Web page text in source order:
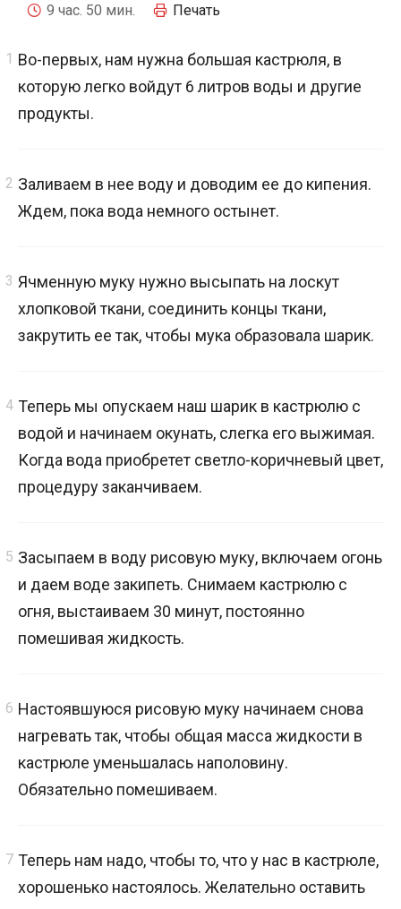
9 час. 50 мин. Печать
Во-первых, нам нужна большая кастрюля, в
которую легко войдут 6 литров воды и другие
продукты.
Заливаем в нее воду и доводим ее до кипения.
Ждем, пока вода немного остынет.
Ячменную муку нужно высыпать на лоскут
хлопковой ткани, соединить концы ткани,
закрутить ее так, чтобы мука образовала шарик.
Теперь мы опускаем наш шарик в кастрюлю с
водой и начинаем окунать, слегка его выжимая.
Когда вода приобретет светло-коричневый цвет,
процедуру заканчиваем.
Засыпаем в воду рисовую муку, включаем огонь
и даем воде закипеть. Снимаем кастрюлю с
огня, выстаиваем 30 минут, постоянно
помешивая жидкость.
Настоявшуюся рисовую муку начинаем снова
нагревать так, чтобы общая масса жидкости в
кастрюле уменьшалась наполовину.
Обязательно помешиваем.
Теперь нам надо, чтобы то, что у нас в кастрюле,
хорошенько настоялось. Желательно оставить